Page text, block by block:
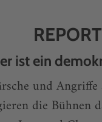
REPORT
ist ein
und
die Bühnen